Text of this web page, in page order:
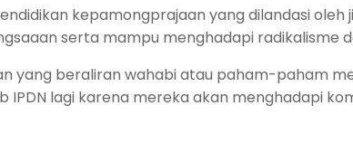
kepamongprajaan yang dilandasi oleh
serta mampu menghadapi radikalisme
yang beraliran wahabi atau paham-paham
IPDN lagi karena mereka akan menghadapi